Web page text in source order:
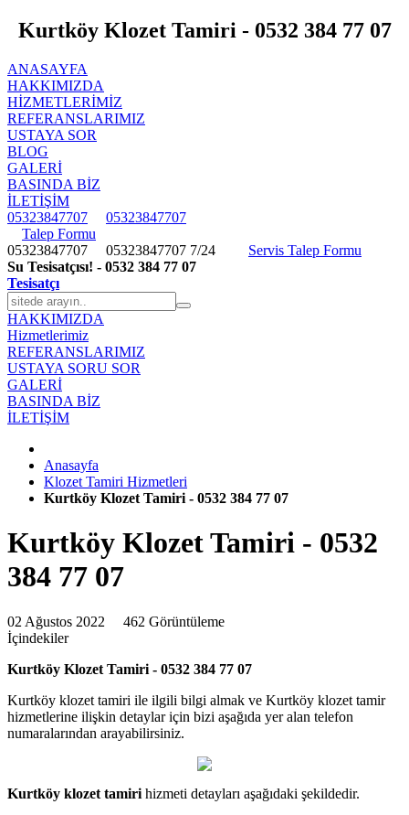
Kurtköy Klozet Tamiri - 0532 384 77 07
ANASAYFA
HAKKIMIZDA
HIZMETLERIMIZ
REFERANSLARIMIZ
USTAYA SOR
BLOG
GALERİ
BASINDA BİZ
İLETİŞİM
05323847707
05323847707
Talep Formu
05323847707 05323847707 7/24
Servis Talep Formu
Su Tesisatçısı! - 0532 384 77 07
Tesisatçı
HAKKIMIZDA
Hizmetlerimiz
REFERANSLARIMIZ
USTAYA SORU SOR
GALERİ
BASINDA BİZ
İLETİŞİM
Anasayfa
Klozet Tamiri Hizmetleri
Kurtköy Klozet Tamiri - 0532 384 77 07
Kurtköy Klozet Tamiri - 0532
384 77 07
02 Ağustos 2022 462 Görüntüleme
İçindekiler
Kurtköy Klozet Tamiri - 0532 384 77 07
Kurtköy klozet tamiri ile ilgili bilgi almak ve Kurtköy klozet tamir
hizmetlerine ilişkin detaylar için bizi aşağıda yer alan telefon
numaralarından arayabilirsiniz.
Kurtköy klozet tamiri hizmeti detayları aşağıdaki şekildedir.